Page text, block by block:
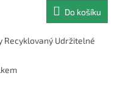
Do košíku
Recyklovaný Udržitelné